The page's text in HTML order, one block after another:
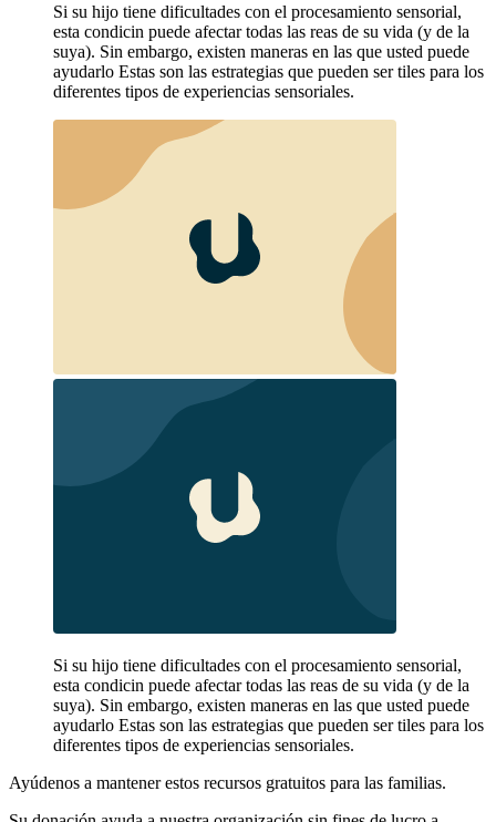
Si su hijo tiene dificultades con el procesamiento sensorial,
esta condicin puede afectar todas las reas de su vida (y de la
suya). Sin embargo, existen maneras en las que usted puede
ayudarlo Estas son las estrategias que pueden ser tiles para los
diferentes tipos de experiencias sensoriales.
Si su hijo tiene dificultades con el procesamiento sensorial,
esta condicin puede afectar todas las reas de su vida (y de la
suya). Sin embargo, existen maneras en las que usted puede
ayudarlo Estas son las estrategias que pueden ser tiles para los
diferentes tipos de experiencias sensoriales.
Ayúdenos a mantener estos recursos gratuitos para las familias.